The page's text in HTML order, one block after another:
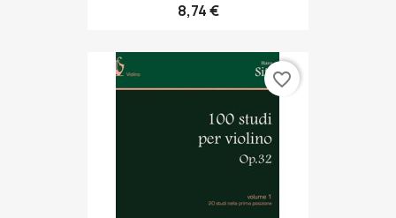
8,74 €
favorite_border